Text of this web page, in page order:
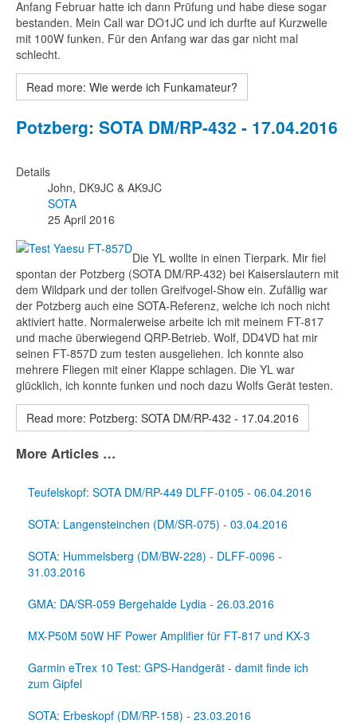
Anfang Februar hatte ich dann Prüfung und habe diese sogar
bestanden. Mein Call war DO1JC und ich durfte auf Kurzwelle
mit 100W funken. Für den Anfang war das gar nicht mal
schlecht.
Read more: Wie werde ich Funkamateur?
Potzberg: SOTA DM/RP-432 - 17.04.2016
Details
John, DK9JC & AK9JC
SOTA
25 April 2016
Die YL wollte in einen Tierpark. Mir fiel
spontan der Potzberg (SOTA DM/RP-432) bei Kaiserslautern mit
dem Wildpark und der tollen Greifvogel-Show ein. Zufällig war
der Potzberg auch eine SOTA-Referenz, welche ich noch nicht
aktiviert hatte. Normalerweise arbeite ich mit meinem FT-817
und mache überwiegend QRP-Betrieb. Wolf, DD4VD hat mir
seinen FT-857D zum testen ausgeliehen. Ich konnte also
mehrere Fliegen mit einer Klappe schlagen. Die YL war
glücklich, ich konnte funken und noch dazu Wolfs Gerät testen.
Read more: Potzberg: SOTA DM/RP-432 - 17.04.2016
More Articles …
Teufelskopf: SOTA DM/RP-449 DLFF-0105 - 06.04.2016
SOTA: Langensteinchen (DM/SR-075) - 03.04.2016
SOTA: Hummelsberg (DM/BW-228) - DLFF-0096 -
31.03.2016
GMA: DA/SR-059 Bergehalde Lydia - 26.03.2016
MX-P50M 50W HF Power Amplifier für FT-817 und KX-3
Garmin eTrex 10 Test: GPS-Handgerät - damit finde ich
zum Gipfel
SOTA: Erbeskopf (DM/RP-158) - 23.03.2016